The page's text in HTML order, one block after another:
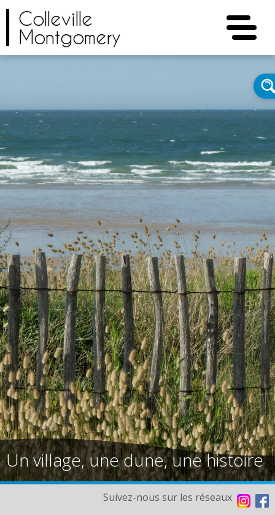
Colleville
Montgomery
Un village, une dune, une histoire
Suivez-nous sur les réseaux